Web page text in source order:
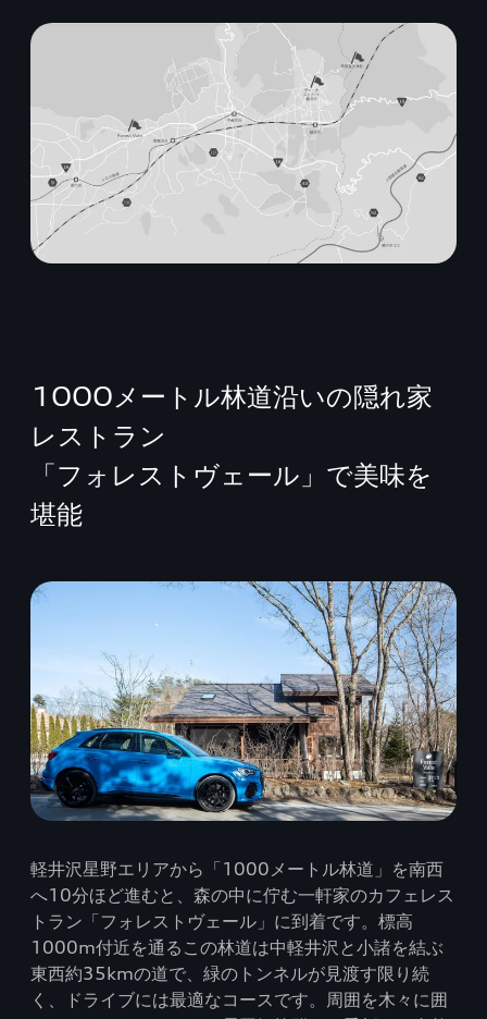
1000メートル林道沿いの隠れ家
レストラン
「フォレストヴェール」で美味を
堪能
軽井沢星野エリアから「1000メートル林道」を南西
へ10分ほど進むと、森の中に佇む一軒家のカフェレス
トラン「フォレストヴェール」に到着です。標高
1000m付近を通るこの林道は中軽井沢と小諸を結ぶ
東西約35kmの道で、緑のトンネルが見渡す限り続
く、ドライブには最適なコースです。周囲を木々に囲